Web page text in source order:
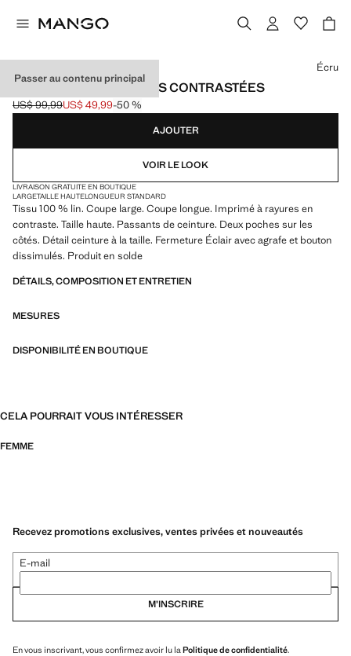
Passer au contenu principal
PANTALON LIN RAYURES CONTRASTÉES
Prix initial barré [US$ 99,99 ]
US$ 99,99
Prix actuel [US$ 49,99 ]
US$ 49,99-50 %
Choisissez une couleur
Écru
AJOUTER
VOIR LE LOOK
LIVRAISON GRATUITE EN BOUTIQUE
LARGETAILLE HAUTELONGUEUR STANDARD
Tissu 100 % lin. Coupe large. Coupe longue. Imprimé à rayures en
contraste. Taille haute. Passants de ceinture. Deux poches sur les
côtés. Détail ceinture à la taille. Fermeture Éclair avec agrafe et bouton
dissimulés. Produit en solde
DÉTAILS, COMPOSITION ET ENTRETIEN
MESURES
DISPONIBILITÉ EN BOUTIQUE
CELA POURRAIT VOUS INTÉRESSER
FEMME
Recevez promotions exclusives, ventes privées et nouveautés
E-mail
M’INSCRIRE
En vous inscrivant, vous confirmez avoir lu la Politique de confidentialité.